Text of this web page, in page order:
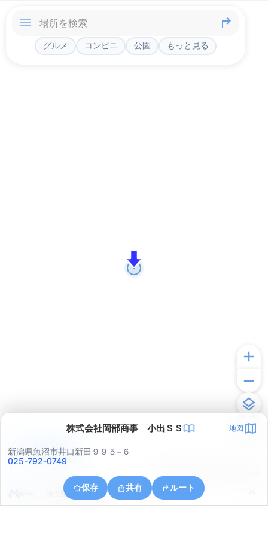
グルメ コンビニ 公園 もっと見る
株式会社岡部商事 小出ＳＳ 地図
新潟県魚沼市井口新田９９５−６
025-792-0749
保存 共有 ルート
新潟県魚沼市大石
アプリで見る